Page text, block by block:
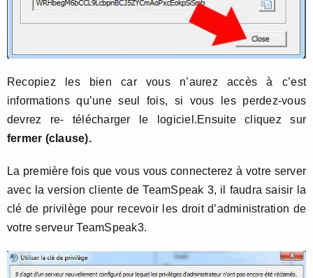
Recopiez les bien car vous n’aurez accès à c’est
informations qu’une seul fois, si vous les perdez-vous
devrez re- télécharger le logiciel.Ensuite cliquez sur
fermer (clause).
La première fois que vous vous connecterez à votre server
avec la version cliente de TeamSpeak 3, il faudra saisir la
clé de privilège pour recevoir les droit d’administration de
votre serveur TeamSpeak3.